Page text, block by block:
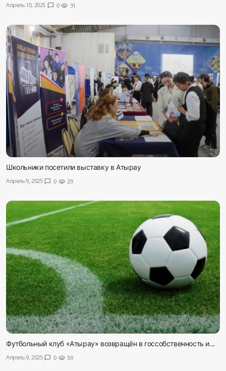
Апрель 10, 2025 chat_bubble 0 visibility 31
Школьники посетили выставку в Атырау
Апрель 9, 2025 chat_bubble 0 visibility 29
Футбольный клуб «Атырау» возвращён в госсобственность и...
Апрель 9, 2025 chat_bubble 0 visibility 59